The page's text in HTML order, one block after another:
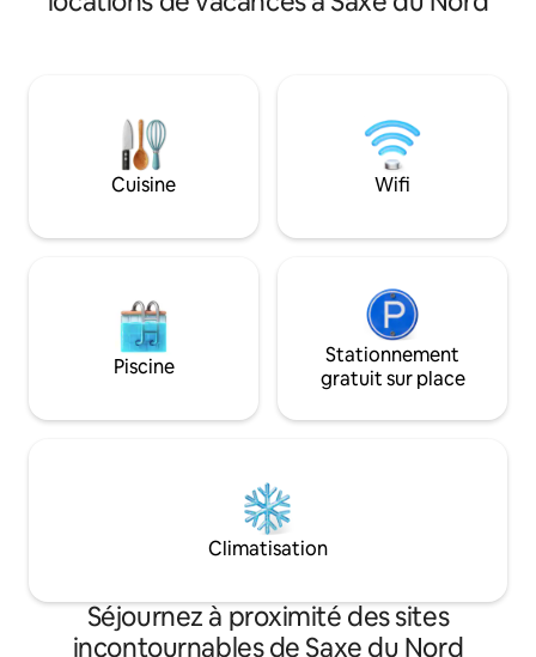
6 km. Avec abri à vélos, stations de
recharge pour vélos électriques et place
de parking privée - parfait pour les
cyclistes, les amoureux de la nature et
congélateur,
gratuit),chauffage
y a la TÉLÉVISION
LECTEUR DVD
lit. Chambre
Cuisine Wifi
Piscine
Stationnement
gratuit sur place
Climatisation
Séjournez à proximité des sites
incontournables de Saxe du Nord